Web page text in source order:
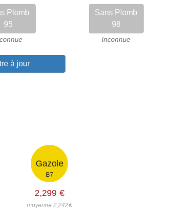
Plomb
95
Sans Plomb
98
Inconnue
à jour
Gazole
B7
2,299 €
moyenne 2,242€